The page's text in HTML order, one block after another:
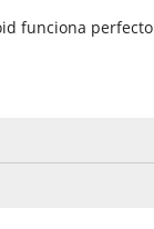
funciona perfecto